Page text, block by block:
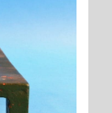
1980)